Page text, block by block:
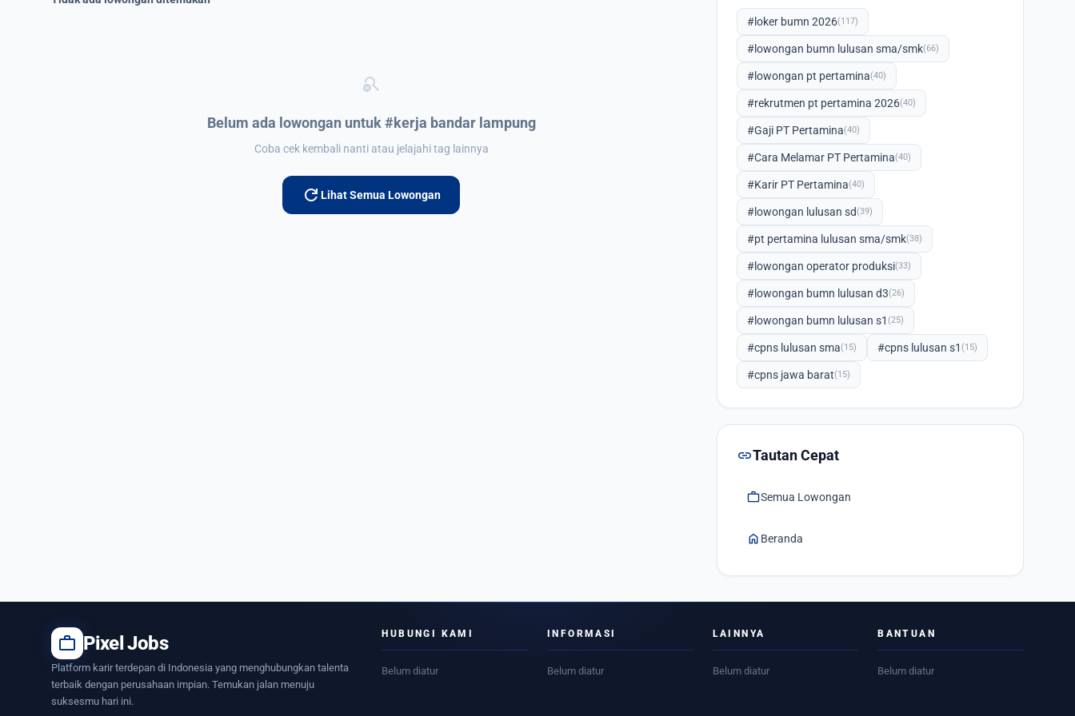
search_off
Belum ada lowongan untuk #kerja bandar lampung
Coba cek kembali nanti atau jelajahi tag lainnya
refresh Lihat Semua Lowongan
#loker bumn 2026(117)
#lowongan bumn lulusan sma/smk(66)
#lowongan pt pertamina(40)
#rekrutmen pt pertamina 2026(40)
#Gaji PT Pertamina(40)
#Cara Melamar PT Pertamina(40)
#Karir PT Pertamina(40)
#lowongan lulusan sd(39)
#pt pertamina lulusan sma/smk(38)
#lowongan operator produksi(33)
#lowongan bumn lulusan d3(26)
#lowongan bumn lulusan s1 (25)
#cpns lulusan sma(15) #cpns lulusan s1 (15)
#cpns jawa barat(15)
linkTautan Cepat
workSemua Lowongan
home Beranda
work Pixel Jobs
Platform karir terdepan di Indonesia yang menghubungkan talenta
terbaik dengan perusahaan impian. Temukan jalan menuju
suksesmu hari ini.
HUBUNGI KAMI
Belum diatur
INFORMASI
Belum diatur
LAINNYA
Belum diatur
BANTUAN
Belum diatur